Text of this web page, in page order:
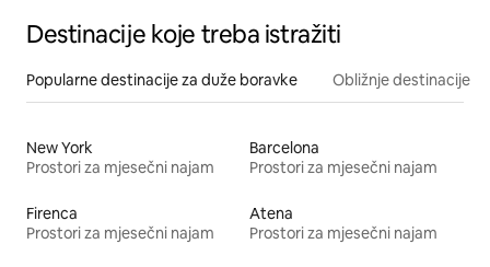
Destinacije koje treba istražiti
Popularne destinacije za duže boravke Obližnje destinacije
New York
Prostori za mjesečni najam
Barcelona
Prostori za mjesečni najam
Firenca
Prostori za mjesečni najam
Atena
Prostori za mjesečni najam